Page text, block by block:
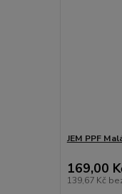
JEM PPF
169,00
139,67 Kč